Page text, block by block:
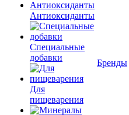
Антиоксиданты
Специальные
добавки
Для
пищеварения
Бренды